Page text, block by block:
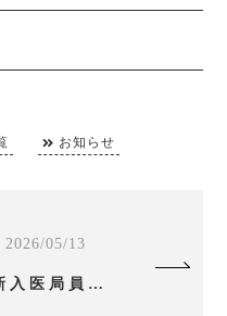
お知らせ
2026/05/13
たくさんの新入医局員！！